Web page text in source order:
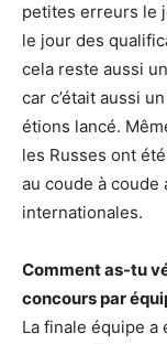
petites erreurs le
le jour des
cela reste aussi
car c’était aussi
étions lancé.
les Russes ont
au coude à coude
internationales.
Comment as-tu
concours par
La finale équipe